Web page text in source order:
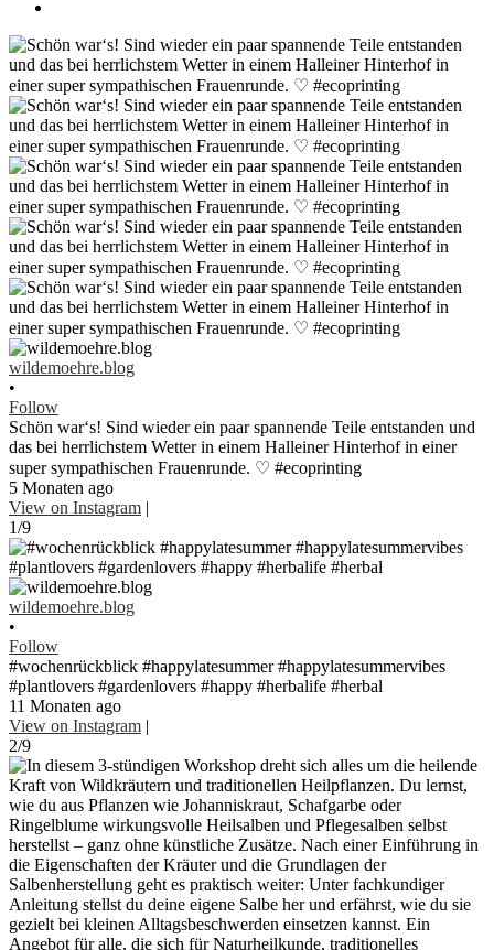
wildemoehre.blog
•
Follow
Schön war‘s! Sind wieder ein paar spannende Teile entstanden und
das bei herrlichstem Wetter in einem Halleiner Hinterhof in einer
super sympathischen Frauenrunde. ♡ #ecoprinting
5 Monaten ago
View on Instagram |
1/9
wildemoehre.blog
•
Follow
#wochenrückblick #happylatesummer #happylatesummervibes
#plantlovers #gardenlovers #happy #herbalife #herbal
11 Monaten ago
View on Instagram |
2/9